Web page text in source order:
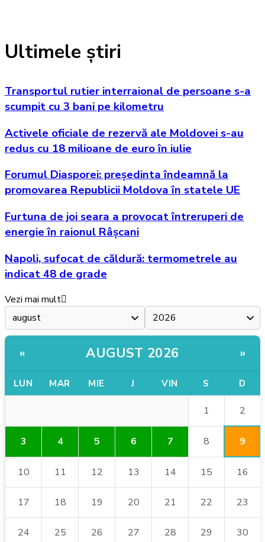
Ultimele știri
Transportul rutier interraional de persoane s-a
scumpit cu 3 bani pe kilometru
Activele oficiale de rezervă ale Moldovei s-au
redus cu 18 milioane de euro în iulie
Forumul Diasporei: președinta îndeamnă la
promovarea Republicii Moldova în statele UE
Furtuna de joi seara a provocat întreruperi de
energie în raionul Râșcani
Napoli, sufocat de căldură: termometrele au
indicat 48 de grade
Vezi mai mult
« AUGUST 2026 »
LUN MAR MIE J VIN S D
1 2
3 4 5 6 7 8 9
10 11 12 13 14 15 16
17 18 19 20 21 22 23
24 25 26 27 28 29 30